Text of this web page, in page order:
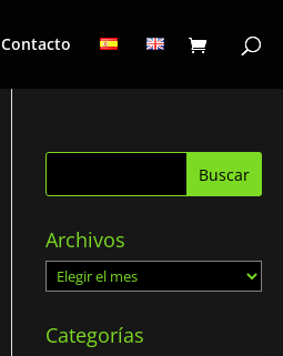
Contacto
Archivos
Archivos
Categorías